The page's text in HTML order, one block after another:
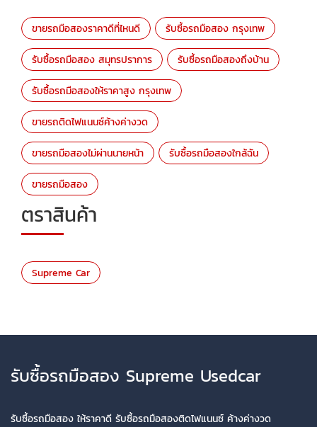
ขายรถมือสองราคาดีที่ไหนดี รับซื้อรถมือสอง กรุงเทพ
รับซื้อรถมือสอง สมุทรปราการ รับซื้อรถมือสองถึงบ้าน
รับซื้อรถมือสองให้ราคาสูง กรุงเทพ
ขายรถติดไฟแนนซ์ค้างค่างวด
ขายรถมือสองไม่ผ่านนายหน้า รับซื้อรถมือสองใกล้ฉัน
ขายรถมือสอง
ตราสินค้า
Supreme Car
รับซื้อรถมือสอง Supreme Usedcar
รับซื้อรถมือสอง ให้ราคาดี รับซื้อรถมือสองติดไฟแนนซ์ ค้างค่างวด